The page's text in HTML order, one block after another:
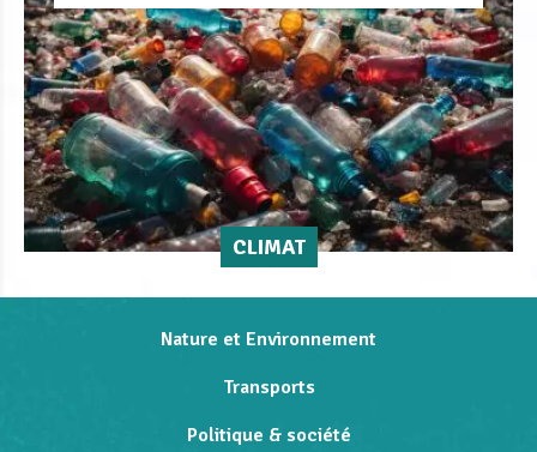
CLIMAT
Nature et Environnement
Transports
Politique & société